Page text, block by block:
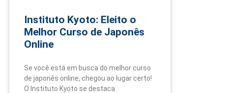
Instituto Kyoto: Eleito o
Melhor Curso de Japonês
Online
Se você está em busca do melhor curso
de japonês online, chegou ao lugar certo!
O Instituto Kyoto se destaca